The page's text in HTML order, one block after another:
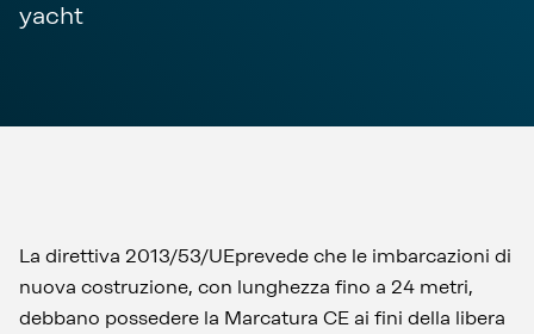
yacht
La direttiva 2013/53/UEprevede che le imbarcazioni di
nuova costruzione, con lunghezza fino a 24 metri,
debbano possedere la Marcatura CE ai fini della libera